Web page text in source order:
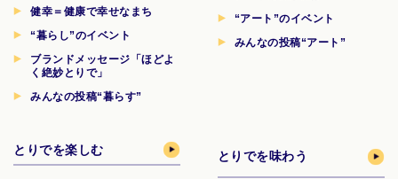
健幸＝健康で幸せなまち
“暮らし”のイベント
ブランドメッセージ「ほどよ
く絶妙とりで」
みんなの投稿“暮らす”
“アート”のイベント
みんなの投稿“アート”
とりでを楽しむ とりでを味わう